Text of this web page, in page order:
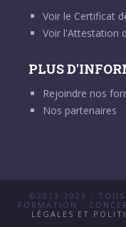
Voir le Certificat
Voir l'Attestation
PLUS
Rejoindre nos
Nos partenaires
©2013-2026 - TOUS
FORMATION -
LÉGALES ET